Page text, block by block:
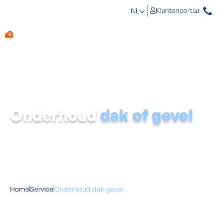
NL Klantenportaal
Onderhoud dak of gevel
HomeServiceOnderhoud dak gevel